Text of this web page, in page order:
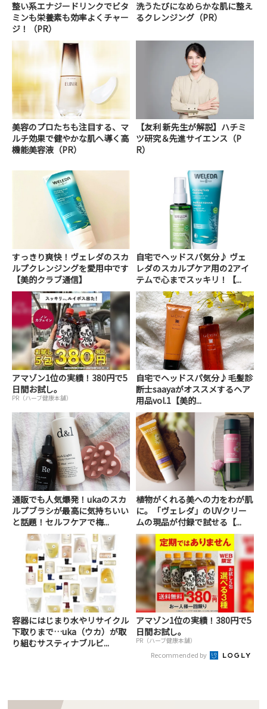
整い系エナジードリンクでビタ
ミンも栄養素も効率よくチャー
ジ！（PR）
洗うたびになめらかな肌に整え
るクレンジング（PR）
美容のプロたちも注目する、マ
ルチ効果で健やかな肌へ導く高
機能美容液（PR）
【友利 新先生が解説】ハチミ
ツ研究＆先進サイエンス（P
R）
すっきり爽快！ヴェレダのスカ
ルプクレンジングを愛用中です
【美的クラブ通信】
自宅でヘッドスパ気分♪ ヴェ
レダのスカルプケア用の2アイ
テムで心までスッキリ！【...
アマゾン1位の実績！380円で5
日間お試し。
PR（ハーブ健康本舗）
自宅でヘッドスパ気分♪毛髪診
断士saayaがオススメするヘア
用品vol.1【美的...
通販でも人気爆発！ukaのスカ
ルプブラシが最高に気持ちいい
と話題！セルフケアで梅...
植物がくれる美への力をわが肌
に。「ヴェレダ」のUVクリー
ムの現品が付録で試せる【...
容器にはじまり水やリサイクル
下取りまで…uka（ウカ）が取
り組むサスティナブルビ...
アマゾン1位の実績！380円で5
日間お試し。
PR（ハーブ健康本舗）
Recommended by